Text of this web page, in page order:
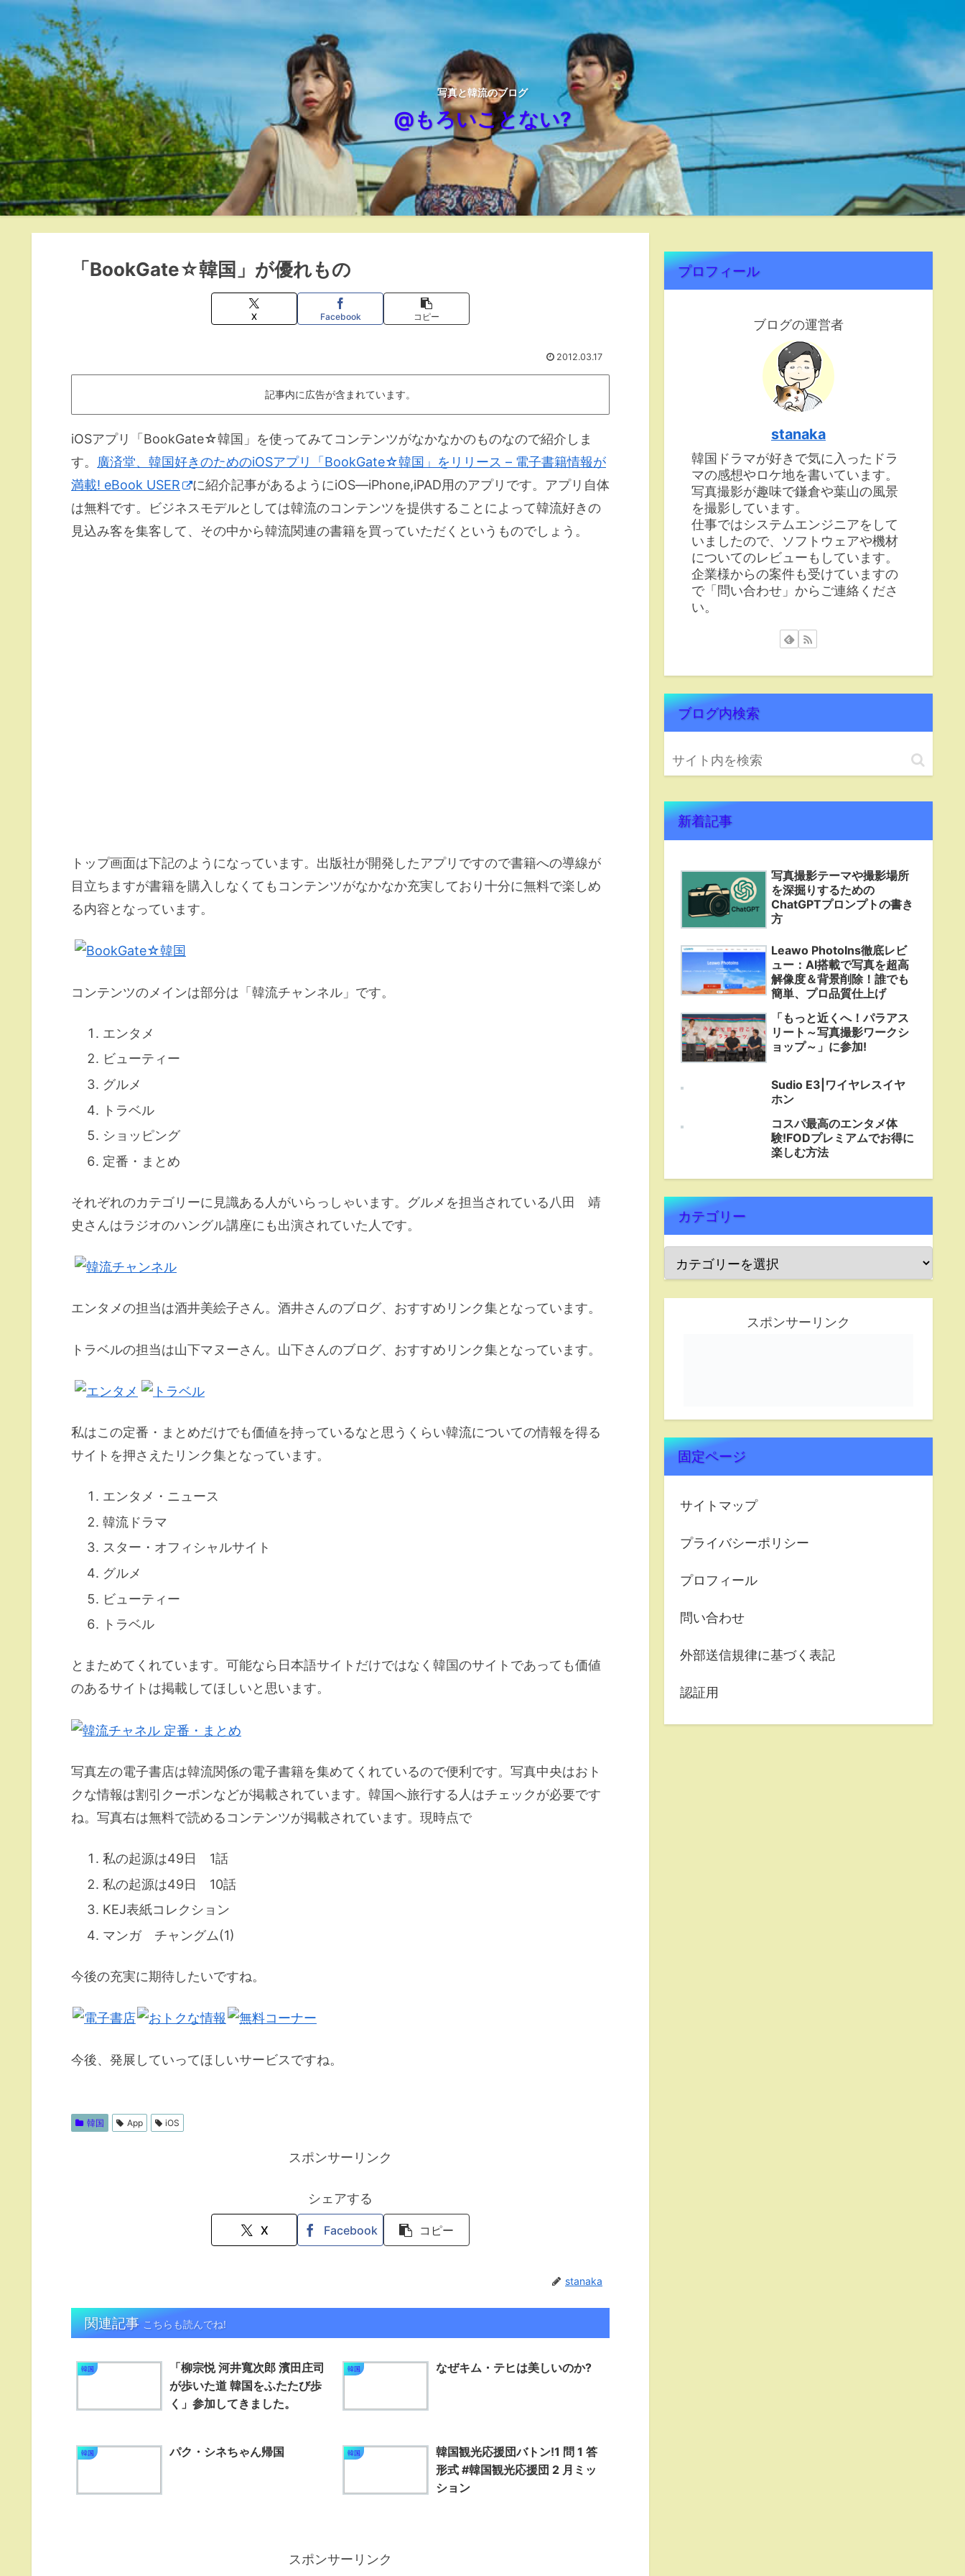
写真と韓流のブログ
@もろいことない?
「BookGate☆韓国」が優れもの
X Facebook コピー
2012.03.17
記事内に広告が含まれています。
iOSアプリ「BookGate☆韓国」を使ってみてコンテンツがなかなかのものなので紹介しま
す。 廣済堂、韓国好きのためのiOSアプリ「BookGate☆韓国」をリリース – 電子書籍情報が
満載! eBook USER
に紹介記事があるようにiOS—iPhone,iPAD用のアプリです。アプリ自体
は無料です。ビジネスモデルとしては韓流のコンテンツを提供することによって韓流好きの
見込み客を集客して、その中から韓流関連の書籍を買っていただくというものでしょう。
トップ画面は下記のようになっています。出版社が開発したアプリですので書籍への導線が
目立ちますが書籍を購入しなくてもコンテンツがなかなか充実しており十分に無料で楽しめ
る内容となっています。
コンテンツのメインは部分は「韓流チャンネル」です。
エンタメ
ビューティー
グルメ
トラベル
ショッピング
定番・まとめ
それぞれのカテゴリーに見識ある人がいらっしゃいます。グルメを担当されている八田 靖
史さんはラジオのハングル講座にも出演されていた人です。
エンタメの担当は酒井美絵子さん。酒井さんのブログ、おすすめリンク集となっています。
トラベルの担当は山下マヌーさん。山下さんのブログ、おすすめリンク集となっています。
私はこの定番・まとめだけでも価値を持っているなと思うくらい韓流についての情報を得る
サイトを押さえたリンク集となっています。
エンタメ・ニュース
韓流ドラマ
スター・オフィシャルサイト
グルメ
ビューティー
トラベル
とまためてくれています。可能なら日本語サイトだけではなく韓国のサイトであっても価値
のあるサイトは掲載してほしいと思います。
写真左の電子書店は韓流関係の電子書籍を集めてくれているので便利です。写真中央はおト
クな情報は割引クーポンなどが掲載されています。韓国へ旅行する人はチェックが必要です
ね。写真右は無料で読めるコンテンツが掲載されています。現時点で
私の起源は49日 1話
私の起源は49日 10話
KEJ表紙コレクション
マンガ チャングム(1)
今後の充実に期待したいですね。
今後、発展していってほしいサービスですね。
韓国 App iOS
スポンサーリンク
シェアする
X Facebook コピー
stanaka
関連記事こちらも読んでね!
韓国
「柳宗悦 河井寬次郎 濱田庄司
が歩いた道 韓国をふたたび歩
く」参加してきました。
韓国 なぜキム・テヒは美しいのか?
韓国 パク・シネちゃん帰国 韓国
韓国観光応援団バトン!1 問 1 答
形式 #韓国観光応援団 2 月ミッ
ション
スポンサーリンク
プロフィール
ブログの運営者
stanaka
韓国ドラマが好きで気に入ったドラ
マの感想やロケ地を書いています。
写真撮影が趣味で鎌倉や葉山の風景
を撮影しています。
仕事ではシステムエンジニアをして
いましたので、ソフトウェアや機材
についてのレビューもしています。
企業様からの案件も受けていますの
で「問い合わせ」からご連絡くださ
い。
ブログ内検索
新着記事
写真撮影テーマや撮影場所
を深掘りするための
ChatGPTプロンプトの書き
方
Leawo PhotoIns徹底レビ
ュー：AI搭載で写真を超高
解像度＆背景削除！誰でも
簡単、プロ品質仕上げ
「もっと近くへ！パラアス
リート～写真撮影ワークシ
ョップ～」に参加!
Sudio E3|ワイヤレスイヤ
ホン
コスパ最高のエンタメ体
験!FODプレミアムでお得に
楽しむ方法
カテゴリー
スポンサーリンク
固定ページ
サイトマップ
プライバシーポリシー
プロフィール
問い合わせ
外部送信規律に基づく表記
認証用